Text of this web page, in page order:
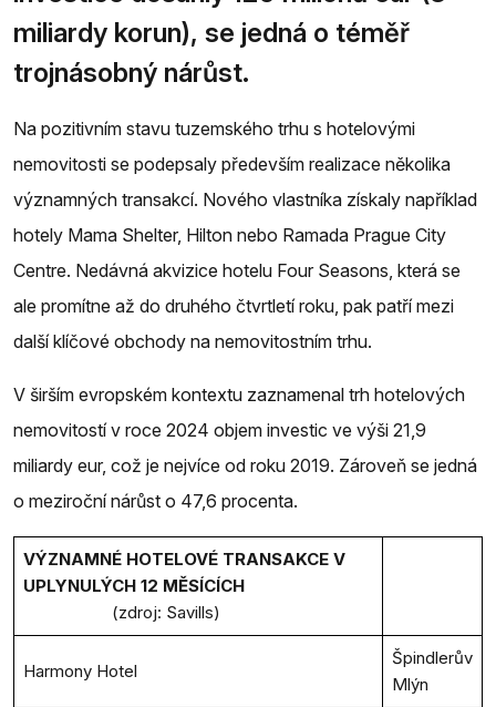
miliardy korun), se jedná o téměř
trojnásobný nárůst.
Na pozitivním stavu tuzemského trhu s hotelovými
nemovitosti se podepsaly především realizace několika
významných transakcí. Nového vlastníka získaly například
hotely Mama Shelter, Hilton nebo Ramada Prague City
Centre. Nedávná akvizice hotelu Four Seasons, která se
ale promítne až do druhého čtvrtletí roku, pak patří mezi
další klíčové obchody na nemovitostním trhu.
V širším evropském kontextu zaznamenal trh hotelových
nemovitostí v roce 2024 objem investic ve výši 21,9
miliardy eur, což je nejvíce od roku 2019. Zároveň se jedná
o meziroční nárůst o 47,6 procenta.
VÝZNAMNÉ HOTELOVÉ TRANSAKCE V
UPLYNULÝCH 12 MĚSÍCÍCH
(zdroj: Savills)
Harmony Hotel
Špindlerův
Mlýn